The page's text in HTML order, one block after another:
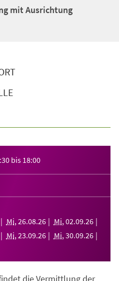
mit Ausrichtung
bis 18:00
Mi, 26.08.26 Mi, 02.09.26
Mi, 23.09.26 Mi, 30.09.26
die Vermittlung der